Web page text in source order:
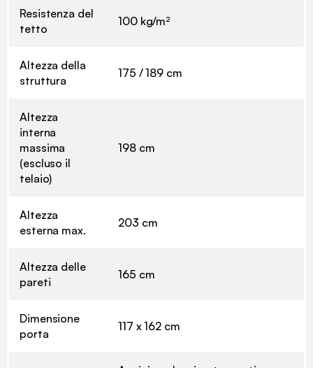
Resistenza del
tetto
100 kg/m²
Altezza della
struttura
175 / 189 cm
Altezza
interna
massima
(escluso il
telaio)
198 cm
Altezza
esterna max.
203 cm
Altezza delle
pareti
165 cm
Dimensione
porta
117 x 162 cm